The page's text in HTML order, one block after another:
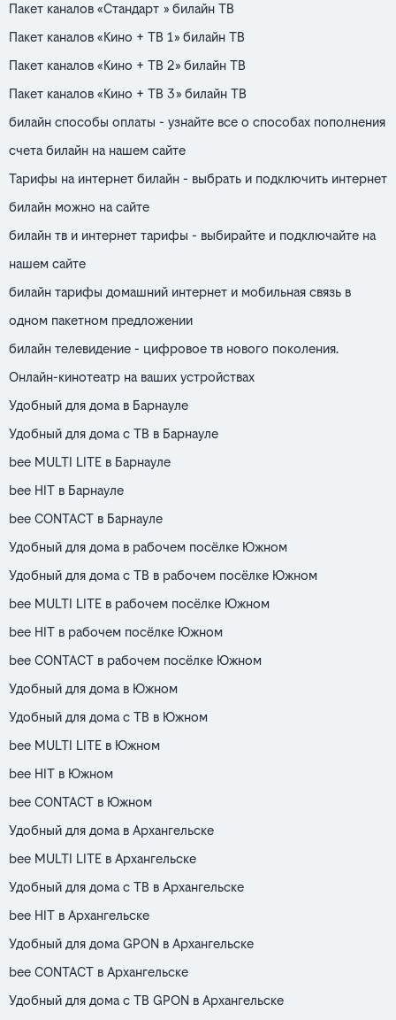
Пакет каналов «Стандарт » билайн ТВ
Пакет каналов «Кино + ТВ 1» билайн ТВ
Пакет каналов «Кино + ТВ 2» билайн ТВ
Пакет каналов «Кино + ТВ 3» билайн ТВ
билайн способы оплаты - узнайте все о способах пополнения
счета билайн на нашем сайте
Тарифы на интернет билайн - выбрать и подключить интернет
билайн можно на сайте
билайн тв и интернет тарифы - выбирайте и подключайте на
нашем сайте
билайн тарифы домашний интернет и мобильная связь в
одном пакетном предложении
билайн телевидение - цифровое тв нового поколения.
Онлайн-кинотеатр на ваших устройствах
Удобный для дома в Барнауле
Удобный для дома с ТВ в Барнауле
bee MULTI LITE в Барнауле
bee HIT в Барнауле
bee CONTACT в Барнауле
Удобный для дома в рабочем посёлке Южном
Удобный для дома с ТВ в рабочем посёлке Южном
bee MULTI LITE в рабочем посёлке Южном
bee HIT в рабочем посёлке Южном
bee CONTACT в рабочем посёлке Южном
Удобный для дома в Южном
Удобный для дома с ТВ в Южном
bee MULTI LITE в Южном
bee HIT в Южном
bee CONTACT в Южном
Удобный для дома в Архангельске
bee MULTI LITE в Архангельске
Удобный для дома с ТВ в Архангельске
bee HIT в Архангельске
Удобный для дома GPON в Архангельске
bee CONTACT в Архангельске
Удобный для дома с ТВ GPON в Архангельске